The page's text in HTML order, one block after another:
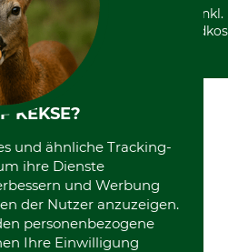
*Alle Preise in Euro und
KEKSE?
und ähnliche Tracking-
ihre Dienste
und Werbung
der Nutzer anzuzeigen.
personenbezogene
Ihre Einwilligung